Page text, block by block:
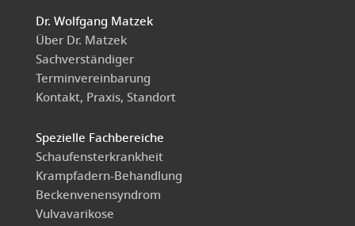
Dr. Wolfgang Matzek
Über Dr. Matzek
Sachverständiger
Terminvereinbarung
Kontakt, Praxis, Standort
Spezielle Fachbereiche
Schaufensterkrankheit
Krampfadern-Behandlung
Beckenvenensyndrom
Vulvavarikose